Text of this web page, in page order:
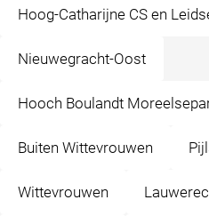
Hoog-Catharijne CS en
Nieuwegracht-Oost
Hooch Boulandt
Buiten Wittevrouwen
Wittevrouwen